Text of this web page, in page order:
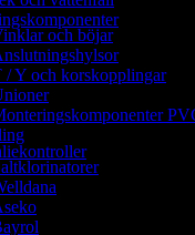
och böjar
/ Y och korskopplingar